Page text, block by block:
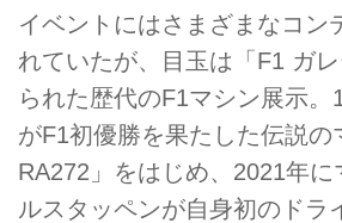
イベントにはさまざまなコン
れていたが、目玉は「F1 ガ
られた歴代のF1マシン展示。
がF1初優勝を果たした伝説の
RA272」をはじめ、2021年に
ルスタッペンが自身初のドラ